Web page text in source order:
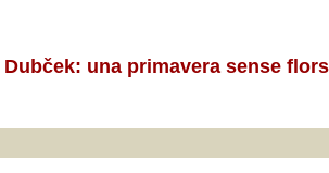
Dubček: una primavera sense flors